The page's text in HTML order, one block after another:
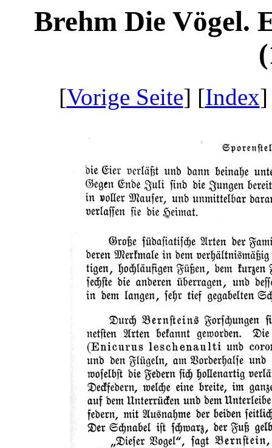
Brehm Die Vögel.
[Vorige Seite] [Index